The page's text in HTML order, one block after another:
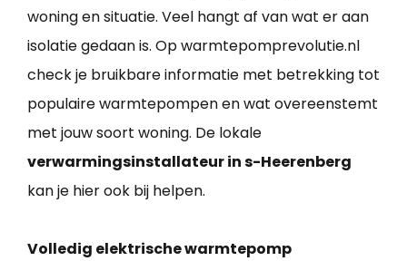
woning en situatie. Veel hangt af van wat er aan
isolatie gedaan is. Op warmtepomprevolutie.nl
check je bruikbare informatie met betrekking tot
populaire warmtepompen en wat overeenstemt
met jouw soort woning. De lokale
verwarmingsinstallateur in s-Heerenberg
kan je hier ook bij helpen.
Volledig elektrische warmtepomp